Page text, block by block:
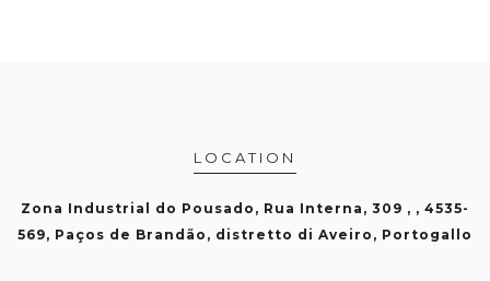
LOCATION
Zona Industrial do Pousado, Rua Interna, 309 , , 4535-
569, Paços de Brandão, distretto di Aveiro, Portogallo